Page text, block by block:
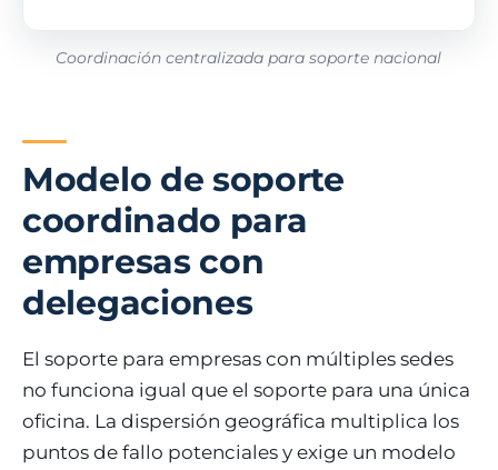
Coordinación centralizada para soporte nacional
Modelo de soporte
coordinado para
empresas con
delegaciones
El soporte para empresas con múltiples sedes
no funciona igual que el soporte para una única
oficina. La dispersión geográfica multiplica los
puntos de fallo potenciales y exige un modelo